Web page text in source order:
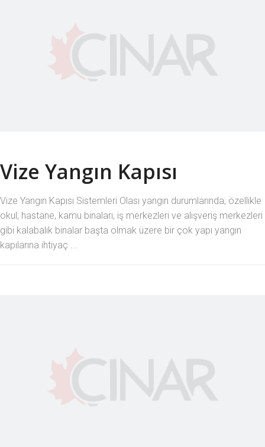
Vize Yangın Kapısı
Vize Yangın Kapısı Sistemleri Olası yangın durumlarında; özellikle
okul, hastane, kamu binaları, iş merkezleri ve alışveriş merkezleri
gibi kalabalık binalar başta olmak üzere bir çok yapı yangın
kapılarına ihtiyaç ...